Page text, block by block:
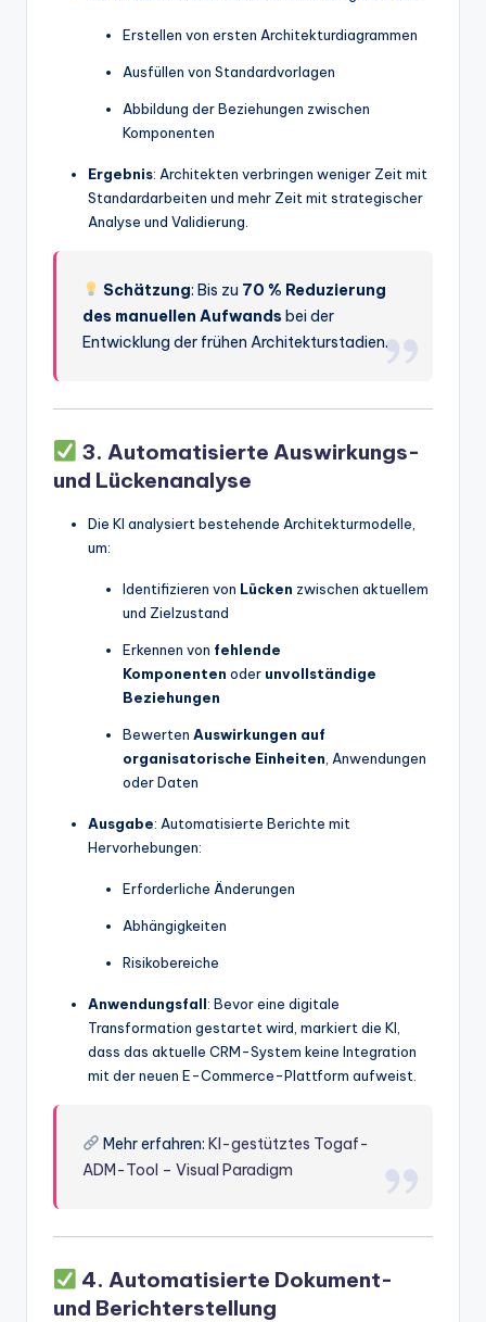
Erstellen von ersten Architekturdiagrammen
Ausfüllen von Standardvorlagen
Abbildung der Beziehungen zwischen
Komponenten
Ergebnis: Architekten verbringen weniger Zeit mit
Standardarbeiten und mehr Zeit mit strategischer
Analyse und Validierung.
Schätzung: Bis zu 70 % Reduzierung
des manuellen Aufwandsbei der
Entwicklung der frühen Architekturstadien.
3. Automatisierte Auswirkungs-
und Lückenanalyse
Die KI analysiert bestehende Architekturmodelle,
um:
Identifizieren von Lücken zwischen aktuellem
und Zielzustand
Erkennen von fehlende
Komponenten oder unvollständige
Beziehungen
Bewerten Auswirkungen auf
organisatorische Einheiten , Anwendungen
oder Daten
Ausgabe: Automatisierte Berichte mit
Hervorhebungen:
Erforderliche Änderungen
Abhängigkeiten
Risikobereiche
Anwendungsfall: Bevor eine digitale
Transformation gestartet wird, markiert die KI,
dass das aktuelle CRM-System keine Integration
mit der neuen E-Commerce-Plattform aufweist.
Mehr erfahren:KI-gestütztes Togaf-
ADM-Tool – Visual Paradigm
4. Automatisierte Dokument-
und Berichterstellung